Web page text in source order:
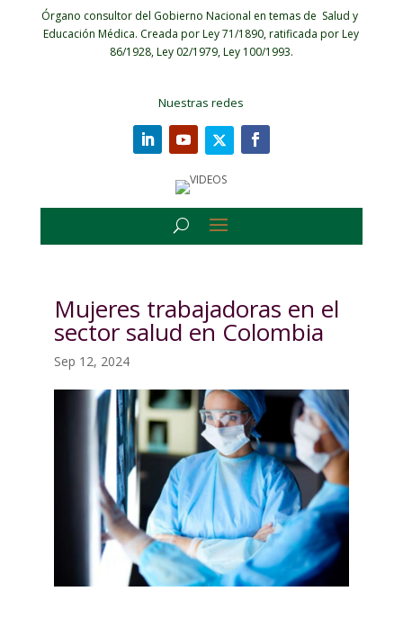
Órgano consultor del Gobierno Nacional en temas de Salud y
Educación Médica. Creada por Ley 71/1890, ratificada por Ley
86/1928, Ley 02/1979, Ley 100/1993.
Nuestras redes
Mujeres trabajadoras en el
sector salud en Colombia
Sep 12, 2024